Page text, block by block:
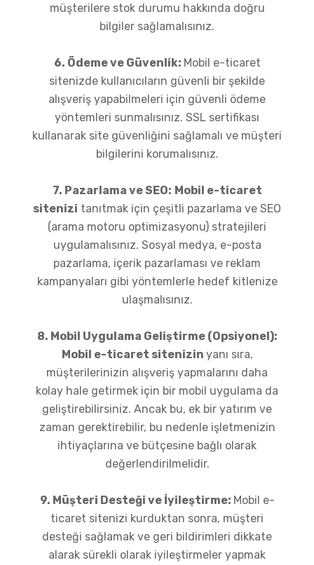
müşterilere stok durumu hakkında doğru
bilgiler sağlamalısınız.
6. Ödeme ve Güvenlik: Mobil e-ticaret
sitenizde kullanıcıların güvenli bir şekilde
alışveriş yapabilmeleri için güvenli ödeme
yöntemleri sunmalısınız. SSL sertifikası
kullanarak site güvenliğini sağlamalı ve müşteri
bilgilerini korumalısınız.
7. Pazarlama ve SEO: Mobil e-ticaret
sitenizi tanıtmak için çeşitli pazarlama ve SEO
(arama motoru optimizasyonu) stratejileri
uygulamalısınız. Sosyal medya, e-posta
pazarlama, içerik pazarlaması ve reklam
kampanyaları gibi yöntemlerle hedef kitlenize
ulaşmalısınız.
8. Mobil Uygulama Geliştirme (Opsiyonel):
Mobil e-ticaret sitenizin yanı sıra,
müşterilerinizin alışveriş yapmalarını daha
kolay hale getirmek için bir mobil uygulama da
geliştirebilirsiniz. Ancak bu, ek bir yatırım ve
zaman gerektirebilir, bu nedenle işletmenizin
ihtiyaçlarına ve bütçesine bağlı olarak
değerlendirilmelidir.
9. Müşteri Desteği ve İyileştirme: Mobil e-
ticaret sitenizi kurduktan sonra, müşteri
desteği sağlamak ve geri bildirimleri dikkate
alarak sürekli olarak iyileştirmeler yapmak